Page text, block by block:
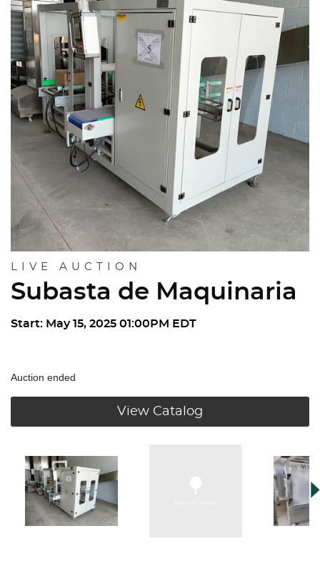
LIVE AUCTION
Subasta de Maquinaria
Start: May 15, 2025 01:00PM EDT
Auction ended
View Catalog